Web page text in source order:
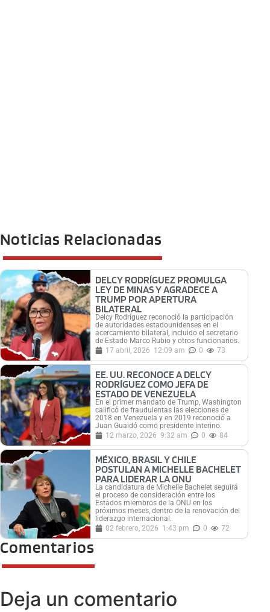
Noticias Relacionadas
DELCY RODRÍGUEZ PROMULGA
LEY DE MINAS Y AGRADECE A
TRUMP POR APERTURA
BILATERAL
Delcy Rodríguez reconoció la participación
de autoridades estadounidenses en el
acercamiento bilateral, incluido el secretario
de Estado Marco Rubio y otros funcionarios.
17 abril, 2026 12:09 am 0 73
EE. UU. RECONOCE A DELCY
RODRÍGUEZ COMO JEFA DE
ESTADO DE VENEZUELA
En el primer mandato de Trump, Washington
calificó de fraudulentas las elecciones de
2018 en Venezuela y en 2019 reconoció a
Juan Guaidó como presidente interino.
12 marzo, 2026 9:32 am 0 84
MÉXICO, BRASIL Y CHILE
POSTULAN A MICHELLE BACHELET
PARA LIDERAR LA ONU
La candidatura de Michelle Bachelet seguirá
el proceso de consideración entre los
Estados miembros de la ONU en los
próximos meses, dentro de la renovación del
liderazgo internacional.
02 febrero, 2026 1:43 pm 0 72
Comentarios
Deja un comentario